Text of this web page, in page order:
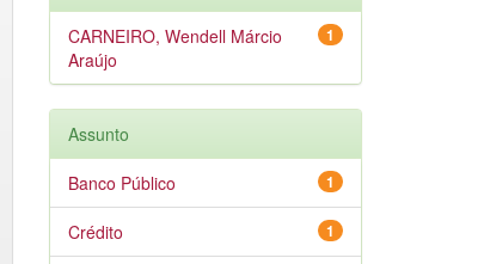
1
CARNEIRO, Wendell Márcio
Araújo
Assunto
1
Banco Público
1
Crédito